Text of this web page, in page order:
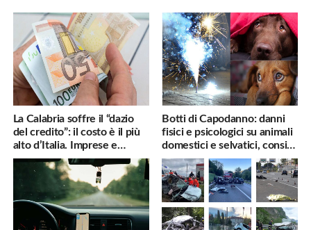
La Calabria soffre il “dazio
del credito”: il costo è il più
alto d’Italia. Imprese e
famiglie penalizzate
Botti di Capodanno: danni
fisici e psicologici su animali
domestici e selvatici, consigli
utili